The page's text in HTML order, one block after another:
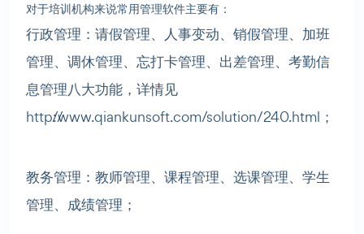
对于培训机构来说常用管理软件主要有：
行政管理：请假管理、人事变动、销假管理、加班
管理、调休管理、忘打卡管理、出差管理、考勤信
息管理八大功能，详情见
http://www.qiankunsoft.com/solution/240.html；
教务管理：教师管理、课程管理、选课管理、学生
管理、成绩管理；